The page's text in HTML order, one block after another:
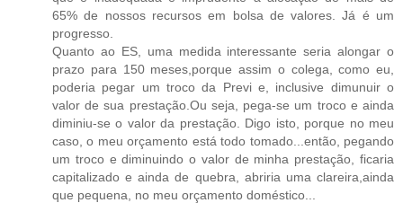
65% de nossos recursos em bolsa de valores. Já é um
progresso.
Quanto ao ES, uma medida interessante seria alongar o
prazo para 150 meses,porque assim o colega, como eu,
poderia pegar um troco da Previ e, inclusive dimunuir o
valor de sua prestação.Ou seja, pega-se um troco e ainda
diminiu-se o valor da prestação. Digo isto, porque no meu
caso, o meu orçamento está todo tomado...então, pegando
um troco e diminuindo o valor de minha prestação, ficaria
capitalizado e ainda de quebra, abriria uma clareira,ainda
que pequena, no meu orçamento doméstico...